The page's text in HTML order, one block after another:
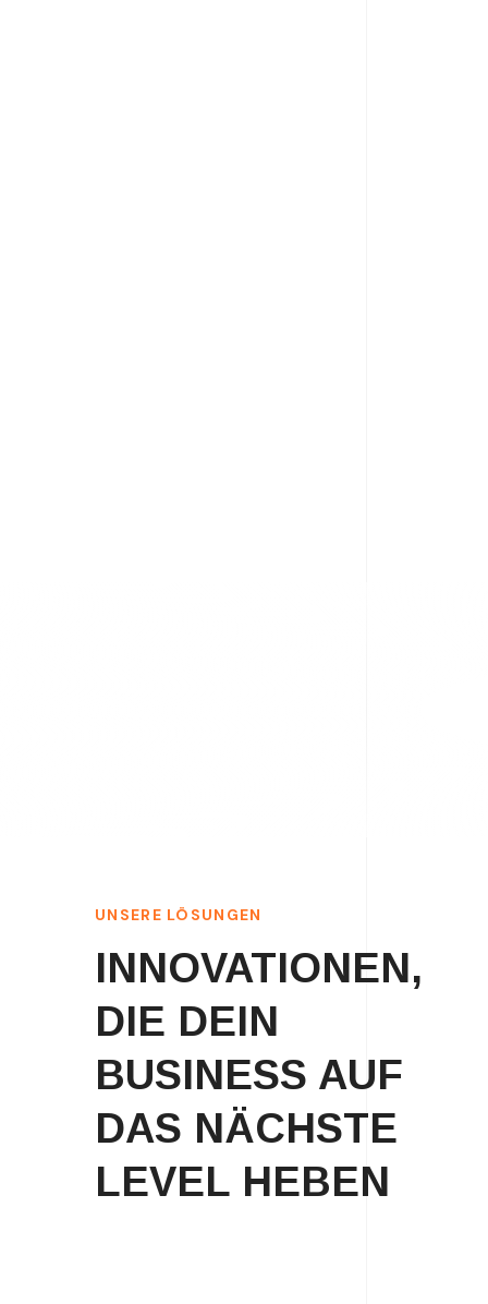
UNSERE LÖSUNGEN
INNOVATIONEN,
DIE DEIN
BUSINESS AUF
DAS NÄCHSTE
LEVEL HEBEN